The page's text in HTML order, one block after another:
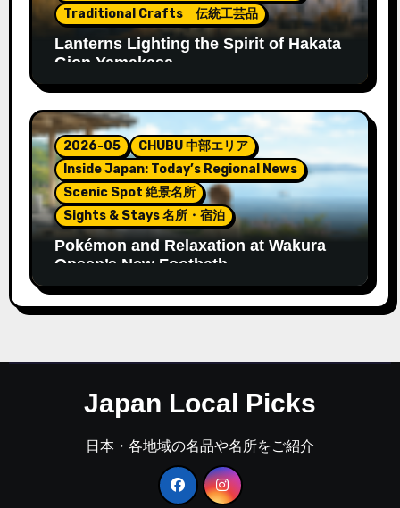
Traditional Crafts 伝統工芸品
Lanterns Lighting the Spirit of Hakata
Gion Yamakasa
2026-05
CHUBU 中部エリア
Inside Japan: Today’s Regional News
Scenic Spot 絶景名所
Sights & Stays 名所・宿泊
Pokémon and Relaxation at Wakura
Onsen’s New Footbath
Japan Local Picks
日本・各地域の名品や名所をご紹介